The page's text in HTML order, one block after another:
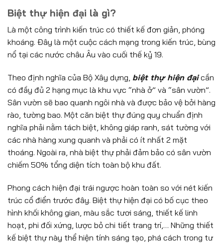
Biệt thự hiện đại là gì?
Là một công trình kiến trúc có thiết kế đơn giản, phóng
khoáng. Đây là một cuộc cách mạng trong kiến trúc, bùng
nổ tại các nước châu Âu vào cuối thế kỷ 19.
Theo định nghĩa của Bộ Xây dựng, biệt thự hiện đạicần
có đầy đủ 2 hạng mục là khu vực “nhà ở” và “sân vườn”.
Sân vườn sẽ bao quanh ngôi nhà và được bảo vệ bởi hàng
rào, tường bao. Một căn biệt thự đúng quy chuẩn định
nghĩa phải nằm tách biệt, không giáp ranh, sát tường với
các nhà hàng xung quanh và phải có ít nhất 2 mặt
thoáng. Ngoài ra, nhà biệt thự phải đảm bảo có sân vườn
chiếm 50% tổng diện tích toàn bộ khu đất.
Phong cách hiện đại trái ngược hoàn toàn so với nét kiến
trúc cổ điển trước đây. Biệt thự hiện đại có bố cục theo
hình khối không gian, màu sắc tươi sáng, thiết kế linh
hoạt, phi đối xứng, lược bỏ chi tiết trang trí,… Những thiết
kế biệt thự này thể hiện tính sáng tạo, phá cách trong tư